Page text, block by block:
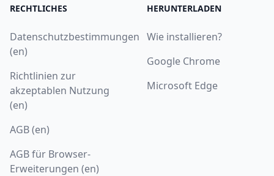
RECHTLICHES
Datenschutzbestimmungen
(en)
Richtlinien zur
akzeptablen Nutzung
(en)
AGB (en)
AGB für Browser-
Erweiterungen (en)
HERUNTERLADEN
Wie installieren?
Google Chrome
Microsoft Edge